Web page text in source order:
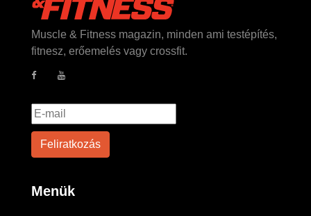
Muscle & Fitness magazin, minden ami testépítés,
fitnesz, erőemelés vagy crossfit.
Menük